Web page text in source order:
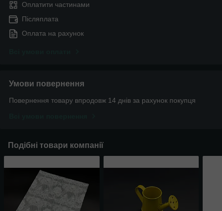
Оплатити частинами
Післяплата
Оплата на рахунок
Умови повернення
Повернення товару впродовж 14 днів за рахунок покупця
Подібні товари компанії